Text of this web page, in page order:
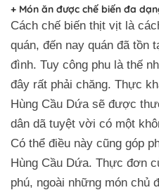
+ Món ăn được chế biến đa
Cách chế biến thịt vịt là
quán, đến nay quán đã tồn
đình. Tuy công phu là thế
đây rất phải chăng. Thực
Hùng Cầu Dứa sẽ được
dân dã tuyệt vời có một
Có thể điều này cũng góp
Hùng Cầu Dứa. Thực đơn
phú, ngoài những món chủ